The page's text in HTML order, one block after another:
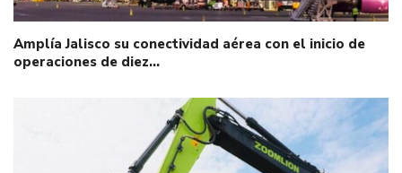
Amplía Jalisco su conectividad aérea con el inicio de
operaciones de diez…